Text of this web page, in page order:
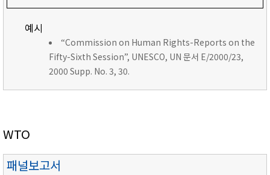
예시
“Commission on Human Rights-Reports on the
Fifty-Sixth Session”, UNESCO, UN 문서 E/2000/23,
2000 Supp. No. 3, 30.
WTO
패널보고서